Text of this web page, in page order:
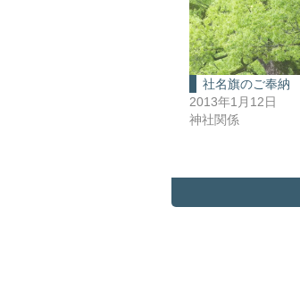
社名旗のご奉納
2013年1月12日
神社関係